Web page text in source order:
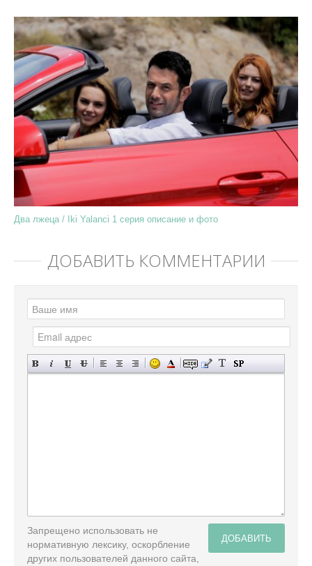
Два лжеца / Iki Yalanci 1 серия описание и фото
ДОБАВИТЬ КОММЕНТАРИЙ
ДОБАВИТЬ
Запрещено использовать не
нормативную лексику, оскорбление
других пользователей данного сайта,